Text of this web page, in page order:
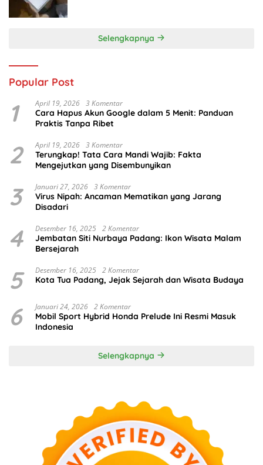
Selengkapnya
Popular Post
1 April 19, 2026 3 Komentar
Cara Hapus Akun Google dalam 5 Menit: Panduan
Praktis Tanpa Ribet
2 April 19, 2026 3 Komentar
Terungkap! Tata Cara Mandi Wajib: Fakta
Mengejutkan yang Disembunyikan
3 Januari 27, 2026 3 Komentar
Virus Nipah: Ancaman Mematikan yang Jarang
Disadari
4 Desember 16, 2025 2 Komentar
Jembatan Siti Nurbaya Padang: Ikon Wisata Malam
Bersejarah
5 Desember 16, 2025 2 Komentar
Kota Tua Padang, Jejak Sejarah dan Wisata Budaya
6 Januari 24, 2026 2 Komentar
Mobil Sport Hybrid Honda Prelude Ini Resmi Masuk
Indonesia
Selengkapnya